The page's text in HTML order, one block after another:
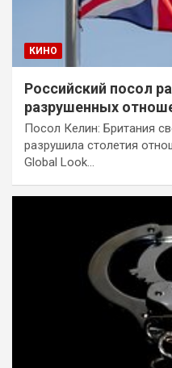
КИНО
Российский посол
разрушенных
Посол Келин: Британия
разрушила столетия
Global Look…